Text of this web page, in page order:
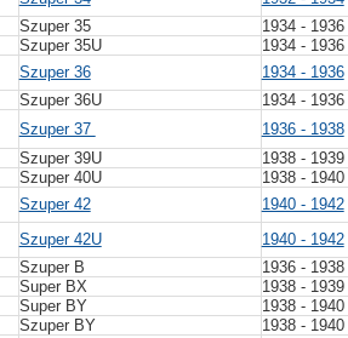
Szuper 35
1934 - 1936
Szuper 35U
1934 - 1936
Szuper 36
1934 - 1936
Szuper 36U
1934 - 1936
Szuper 37
1936 - 1938
Szuper 39U
1938 - 1939
Szuper 40U
1938 - 1940
Szuper 42
1940 - 1942
Szuper 42U
1940 - 1942
Szuper B
1936 - 1938
Super BX
1938 - 1939
Super BY
1938 - 1940
Szuper BY
1938 - 1940